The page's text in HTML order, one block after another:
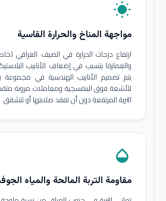
wb_sunny
مواجهة المناخ والحرارة القاسية
ارتفاع درجات الحرارة في الصيف العراقي
والعمارة) يتسبب في إضعاف الأنابيب
يتم تصميم الأنابيب الهندسية في مجموعة
للأشعة فوق البنفسجية ومعاملات مرونة
التربة المرتفعة دون أن تفقد صلابتها أو تتشقق.
opacity
مقاومة التربة المالحة والمياه